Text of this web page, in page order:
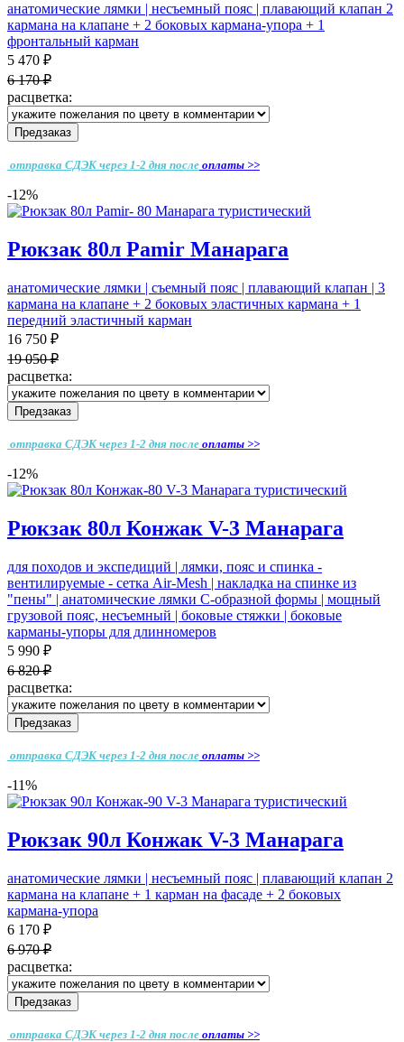
анатомические лямки | несъемный пояс | плавающий клапан 2
кармана на клапане + 2 боковых кармана-упора + 1
фронтальный карман
5 470 ₽
6 170 ₽
расцветка:
Предзаказ
отправка СДЭК через 1-2 дня после оплаты >>
-12%
Рюкзак 80л Pamir Манарага
анатомические лямки | съемный пояс | плавающий клапан | 3
кармана на клапане + 2 боковых эластичных кармана + 1
передний эластичный карман
16 750 ₽
19 050 ₽
расцветка:
Предзаказ
отправка СДЭК через 1-2 дня после оплаты >>
-12%
Рюкзак 80л Конжак V-3 Манарага
для походов и экспедиций | лямки, пояс и спинка -
вентилируемые - cетка Air-Mesh | накладка на спинке из
"пены" | анатомические лямки С-образной формы | мощный
грузовой пояс, несъемный | боковые стяжки | боковые
карманы-упоры для длинномеров
5 990 ₽
6 820 ₽
расцветка:
Предзаказ
отправка СДЭК через 1-2 дня после оплаты >>
-11%
Рюкзак 90л Конжак V-3 Манарага
анатомические лямки | несъемный пояс | плавающий клапан 2
кармана на клапане + 1 карман на фасаде + 2 боковых
кармана-упора
6 170 ₽
6 970 ₽
расцветка:
Предзаказ
отправка СДЭК через 1-2 дня после оплаты >>